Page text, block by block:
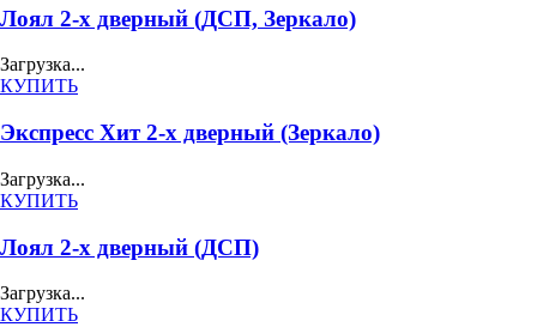
Лоял 2-х дверный (ДСП, Зеркало)
Загрузка...
КУПИТЬ
Экспресс Хит 2-х дверный (Зеркало)
Загрузка...
КУПИТЬ
Лоял 2-х дверный (ДСП)
Загрузка...
КУПИТЬ